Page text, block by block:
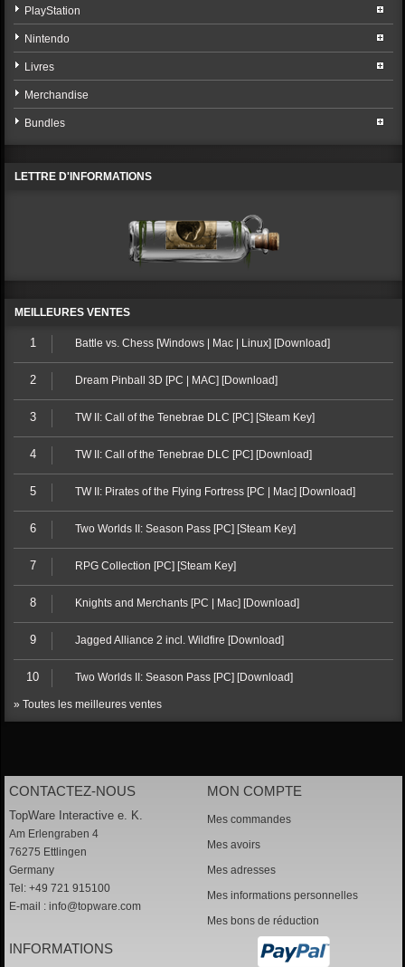
PlayStation
Nintendo
Livres
Merchandise
Bundles
LETTRE D'INFORMATIONS
MEILLEURES VENTES
1 Battle vs. Chess [Windows | Mac | Linux] [Download]
2 Dream Pinball 3D [PC | MAC] [Download]
3 TW II: Call of the Tenebrae DLC [PC] [Steam Key]
4 TW II: Call of the Tenebrae DLC [PC] [Download]
5 TW II: Pirates of the Flying Fortress [PC | Mac] [Download]
6 Two Worlds II: Season Pass [PC] [Steam Key]
7 RPG Collection [PC] [Steam Key]
8 Knights and Merchants [PC | Mac] [Download]
9 Jagged Alliance 2 incl. Wildfire [Download]
10 Two Worlds II: Season Pass [PC] [Download]
» Toutes les meilleures ventes
CONTACTEZ-NOUS
TopWare Interactive e. K.
Am Erlengraben 4
76275 Ettlingen
Germany
Tel: +49 721 915100
E-mail : info@topware.com
MON COMPTE
Mes commandes
Mes avoirs
Mes adresses
Mes informations personnelles
Mes bons de réduction
INFORMATIONS